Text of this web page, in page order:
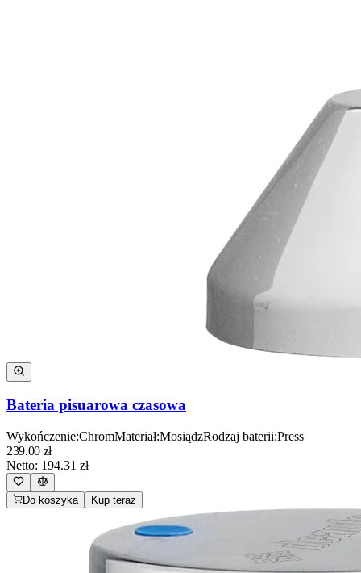
Bateria pisuarowa czasowa
Wykończenie:ChromMateriał:MosiądzRodzaj baterii:Press
239.00 zł
Netto: 194.31 zł
Do koszyka Kup teraz